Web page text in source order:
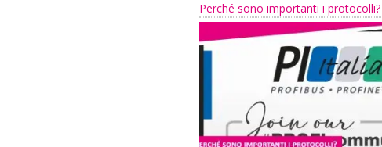
Perché sono importanti i protocolli?